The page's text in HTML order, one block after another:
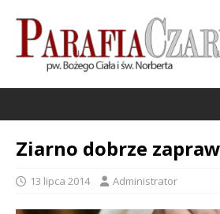
Ziarno dobrze
13 lipca 2014 Administrator